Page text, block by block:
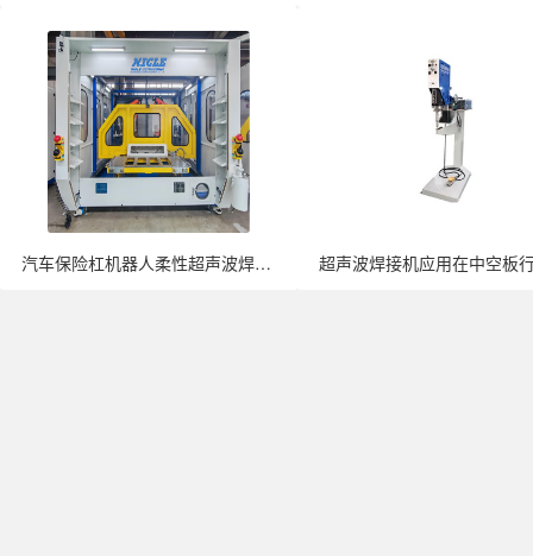
汽车保险杠机器人柔性超声波焊接机全面···